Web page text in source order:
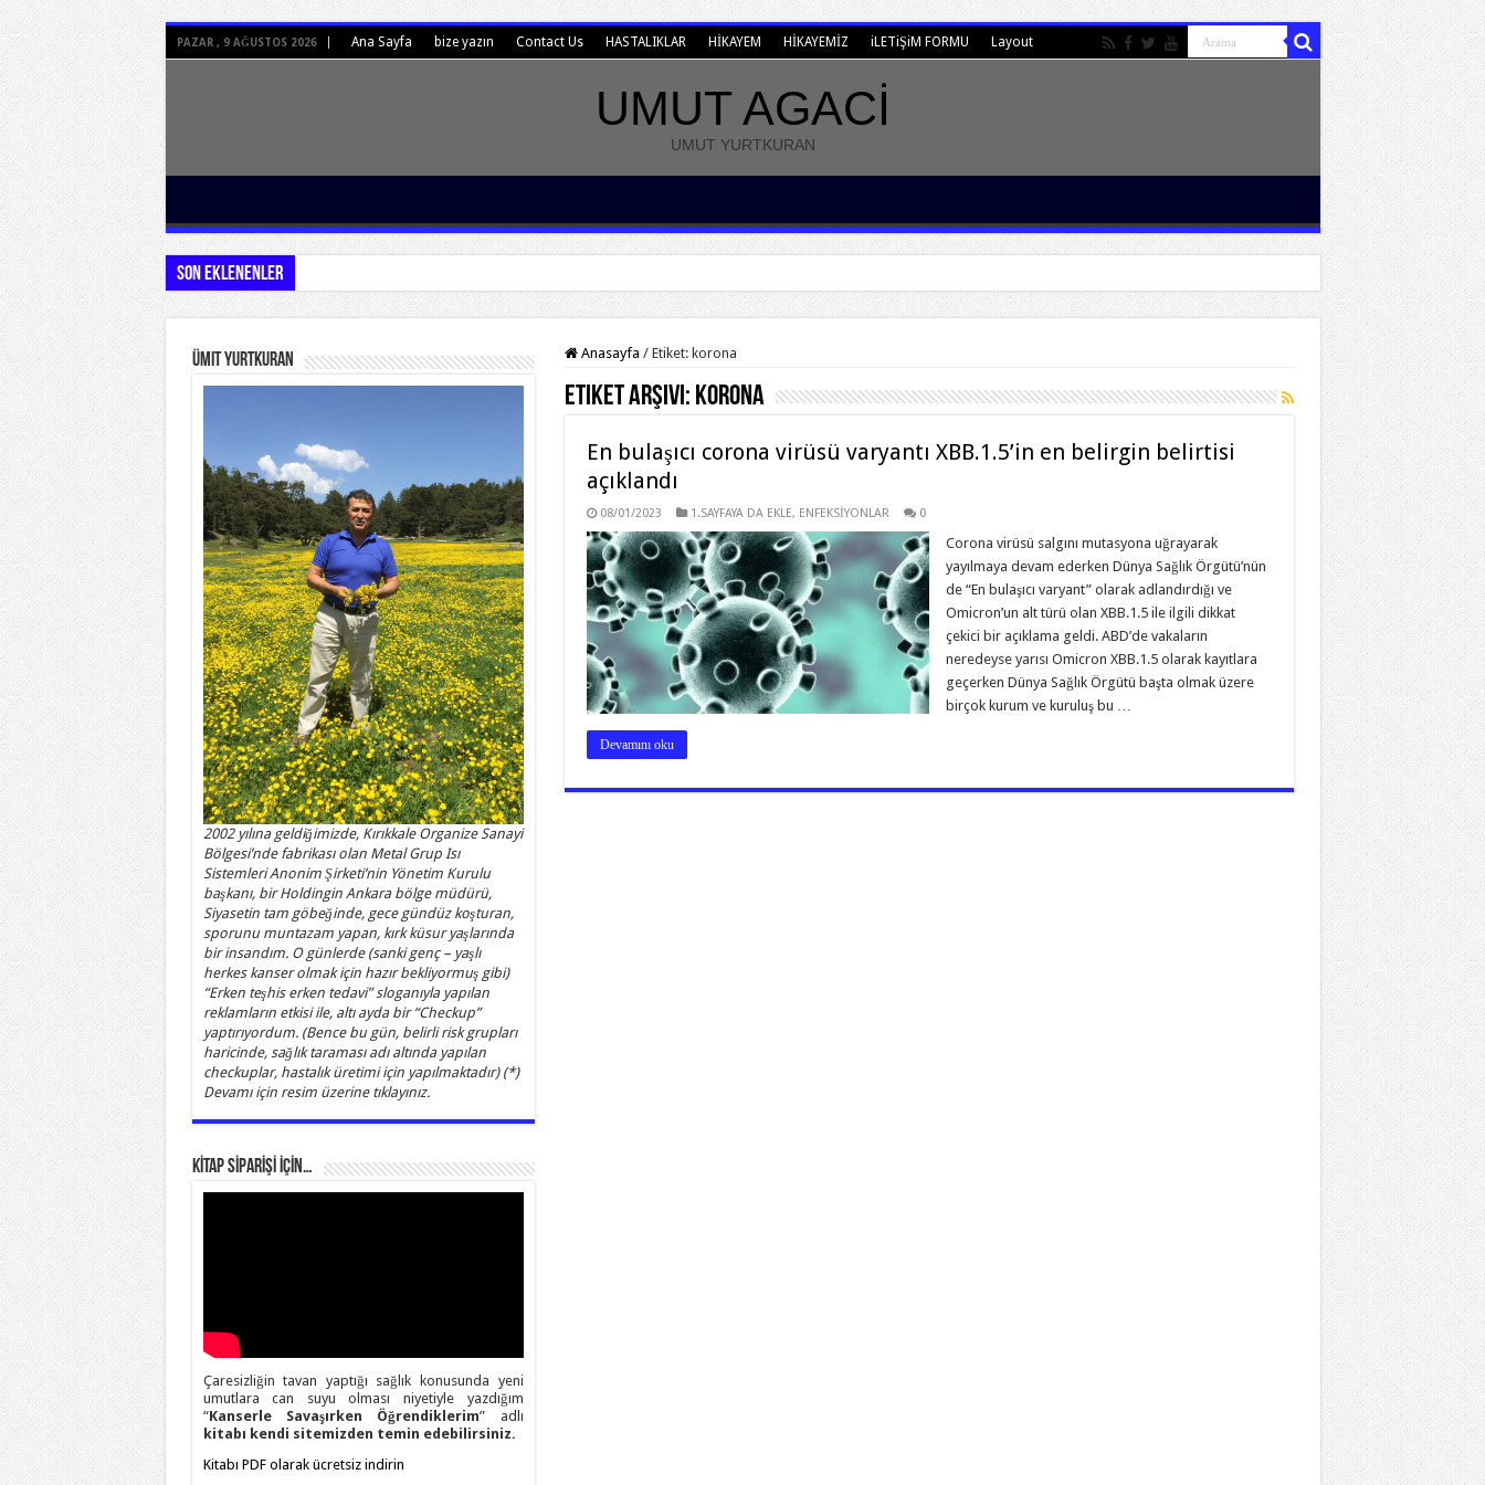
PAZAR , 9 AĞUSTOS 2026 Ana Sayfa bize yazın Contact Us HASTALIKLAR HİKAYEM HİKAYEMİZ iLETiŞiM FORMU Layout
UMUT AGACİ
UMUT YURTKURAN
Son Eklenenler
Anasayfa / Etiket: korona
Etiket Arşivi: korona
En bulaşıcı corona virüsü varyantı XBB.1.5’in en belirgin belirtisi
açıklandı
08/01/2023 1.SAYFAYA DA EKLE, ENFEKSİYONLAR 0
Corona virüsü salgını mutasyona uğrayarak
yayılmaya devam ederken Dünya Sağlık Örgütü’nün
de “En bulaşıcı varyant” olarak adlandırdığı ve
Omicron’un alt türü olan XBB.1.5 ile ilgili dikkat
çekici bir açıklama geldi. ABD’de vakaların
neredeyse yarısı Omicron XBB.1.5 olarak kayıtlara
geçerken Dünya Sağlık Örgütü başta olmak üzere
birçok kurum ve kuruluş bu …
Devamını oku
Ümit Yurtkuran
2002 yılına geldiğimizde, Kırıkkale Organize Sanayi
Bölgesi’nde fabrikası olan Metal Grup Isı
Sistemleri Anonim Şirketi’nin Yönetim Kurulu
başkanı, bir Holdingin Ankara bölge müdürü,
Siyasetin tam göbeğinde, gece gündüz koşturan,
sporunu muntazam yapan, kırk küsur yaşlarında
bir insandım. O günlerde (sanki genç – yaşlı
herkes kanser olmak için hazır bekliyormuş gibi)
“Erken teşhis erken tedavi” sloganıyla yapılan
reklamların etkisi ile, altı ayda bir “Checkup”
yaptırıyordum. (Bence bu gün, belirli risk grupları
haricinde, sağlık taraması adı altında yapılan
checkuplar, hastalık üretimi için yapılmaktadır) (*)
Devamı için resim üzerine tıklayınız.
KİTAP SİPARİŞİ İÇİN…
Çaresizliğin tavan yaptığı sağlık konusunda yeni
umutlara can suyu olması niyetiyle yazdığım
“Kanserle Savaşırken Öğrendiklerim” adlı
kitabı kendi sitemizden temin edebilirsiniz.
Kitabı PDF olarak ücretsiz indirin